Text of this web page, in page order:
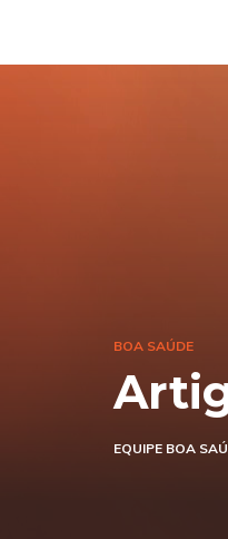
BOA SAÚDE
EQUIPE BOA